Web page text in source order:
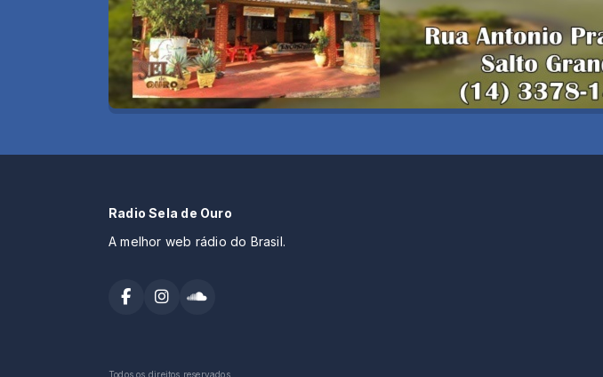
Radio Sela de Ouro
A melhor web rádio do Brasil.
Todos os direitos reservados.